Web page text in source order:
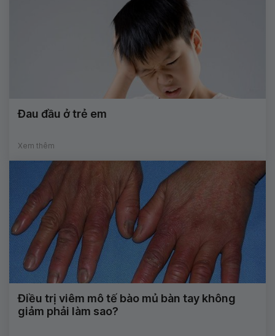
Đau đầu ở trẻ em
Xem thêm
Điều trị viêm mô tế bào mủ bàn tay không
giảm phải làm sao?